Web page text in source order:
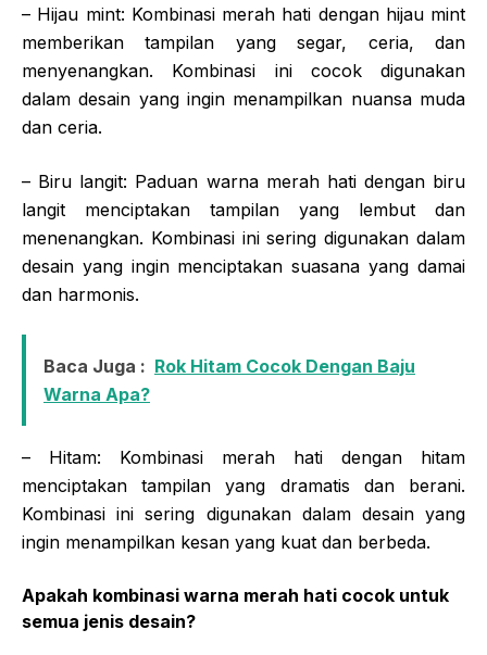
– Hijau mint: Kombinasi merah hati dengan hijau mint
memberikan tampilan yang segar, ceria, dan
menyenangkan. Kombinasi ini cocok digunakan
dalam desain yang ingin menampilkan nuansa muda
dan ceria.
– Biru langit: Paduan warna merah hati dengan biru
langit menciptakan tampilan yang lembut dan
menenangkan. Kombinasi ini sering digunakan dalam
desain yang ingin menciptakan suasana yang damai
dan harmonis.
Baca Juga : Rok Hitam Cocok Dengan Baju
Warna Apa?
– Hitam: Kombinasi merah hati dengan hitam
menciptakan tampilan yang dramatis dan berani.
Kombinasi ini sering digunakan dalam desain yang
ingin menampilkan kesan yang kuat dan berbeda.
Apakah kombinasi warna merah hati cocok untuk
semua jenis desain?